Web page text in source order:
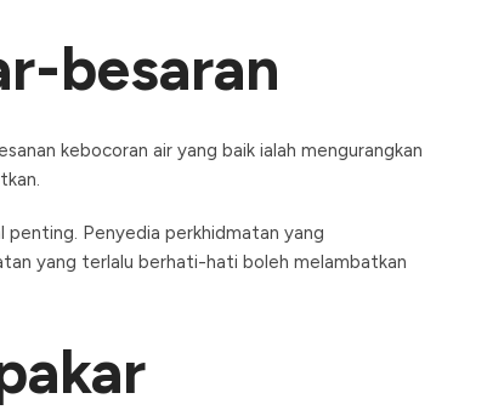
besaran
kebocoran air yang baik ialah mengurangkan
penting. Penyedia perkhidmatan yang
yang terlalu berhati-hati boleh melambatkan